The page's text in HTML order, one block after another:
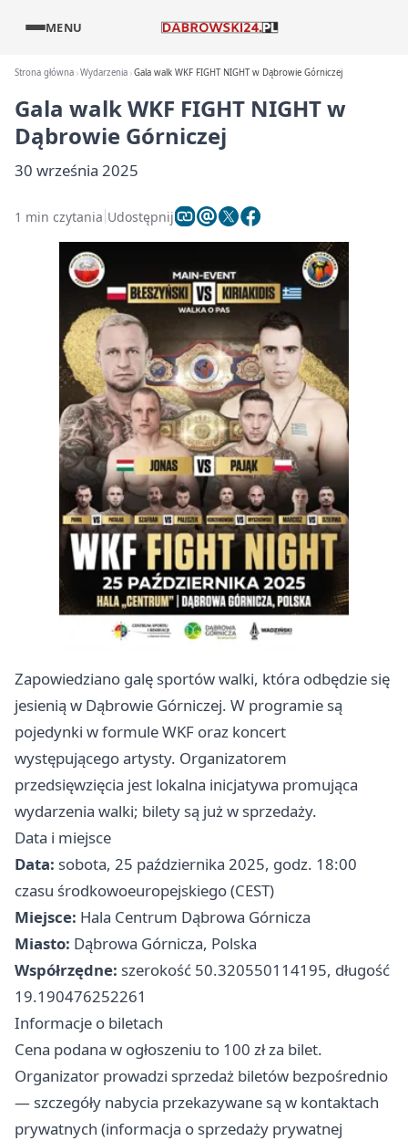
MENU
Strona główna Wydarzenia Gala walk WKF FIGHT NIGHT w Dąbrowie Górniczej
Gala walk WKF FIGHT NIGHT w
Dąbrowie Górniczej
30 września 2025
1 min czytania Udostępnij
Zapowiedziano galę sportów walki, która odbędzie się
jesienią w Dąbrowie Górniczej. W programie są
pojedynki w formule WKF oraz koncert
występującego artysty. Organizatorem
przedsięwzięcia jest lokalna inicjatywa promująca
wydarzenia walki; bilety są już w sprzedaży.
Data i miejsce
Data: sobota, 25 października 2025, godz. 18:00
czasu środkowoeuropejskiego (CEST)
Miejsce: Hala Centrum Dąbrowa Górnicza
Miasto: Dąbrowa Górnicza, Polska
Współrzędne: szerokość 50.320550114195, długość
19.190476252261
Informacje o biletach
Cena podana w ogłoszeniu to 100 zł za bilet.
Organizator prowadzi sprzedaż biletów bezpośrednio
— szczegóły nabycia przekazywane są w kontaktach
prywatnych (informacja o sprzedaży prywatnej